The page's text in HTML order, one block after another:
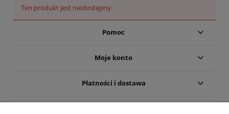
Ten produkt jest niedostępny.
Pomoc
Moje konto
Płatności i dostawa